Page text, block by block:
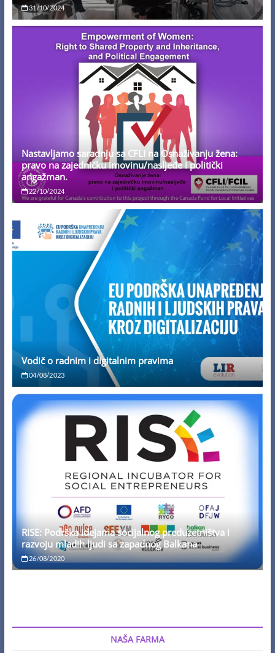
31/10/2024
Nastavljamo saradnju sa CFLI na Osnaživanju žena:
pravo na zajedničku imovinu/nasljeđe i politički
angažman.
22/10/2024
Vodič o radnim i digitalnim pravima
04/08/2023
RISE: Podrška idejama socijalnog preduzetništva i
razvoju mladih ljudi sa zapadnog Balkana
26/08/2020
NAŠA FARMA